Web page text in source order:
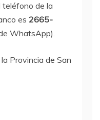
teléfono de la
es 2665-
WhatsApp).
Provincia de San